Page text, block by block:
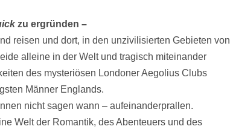
zu ergründen –
reisen und dort, in den unzivilisierten Gebieten von
alleine in der Welt und tragisch miteinander
des mysteriösen Londoner Aegolius Clubs
Männer Englands.
nicht sagen wann – aufeinanderprallen.
Welt der Romantik, des Abenteuers und des